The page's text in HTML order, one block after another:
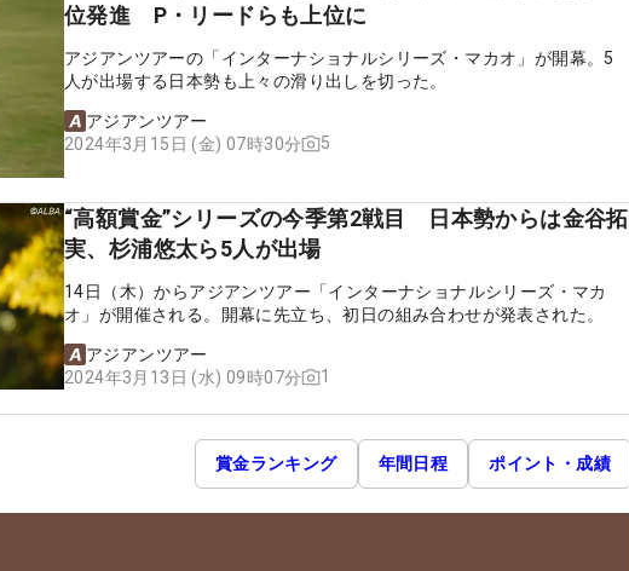
位発進 P・リードらも上位に
アジアンツアーの「インターナショナルシリーズ・マカオ」が開幕。5
人が出場する日本勢も上々の滑り出しを切った。
アジアンツアー
2024年3月15日 (金) 07時30分
5
“高額賞金”シリーズの今季第2戦目 日本勢からは金谷拓
実、杉浦悠太ら5人が出場
14日（木）からアジアンツアー「インターナショナルシリーズ・マカ
オ」が開催される。開幕に先立ち、初日の組み合わせが発表された。
アジアンツアー
2024年3月13日 (水) 09時07分
1
賞金ランキング 年間日程 ポイント・成績